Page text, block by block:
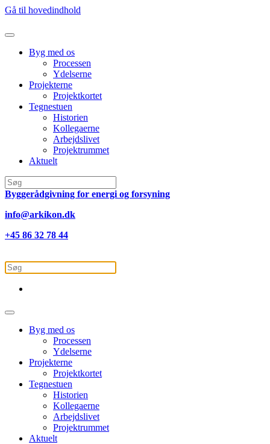
Gå til hovedindhold
Byg med os
Processen
Ydelserne
Projekterne
Projektkortet
Tegnestuen
Historien
Kollegaerne
Arbejdslivet
Projektrummet
Aktuelt
Byggerådgivning for energi og forsyning
info@arkikon.dk
+45 86 32 78 44
Byg med os
Processen
Ydelserne
Projekterne
Projektkortet
Tegnestuen
Historien
Kollegaerne
Arbejdslivet
Projektrummet
Aktuelt